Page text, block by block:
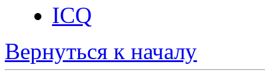
ICQ
Вернуться к началу